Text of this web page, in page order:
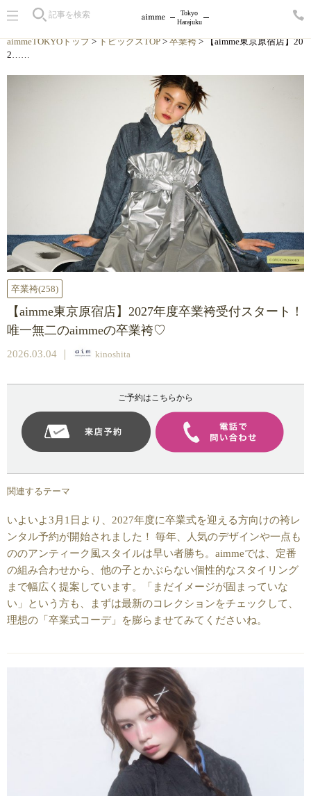
Tokyo
Harajuku
aimmeTOKYOトップ>トピックスTOP>卒業袴> 【aimme東京原宿店】20
2……
卒業袴(258)
【aimme東京原宿店】2027年度卒業袴受付スタート！
唯一無二のaimmeの卒業袴♡
2026.03.04 kinoshita
ご予約はこちらから
関連するテーマ
いよいよ3月1日より、2027年度に卒業式を迎える方向けの袴レ
ンタル予約が開始されました！ 毎年、人気のデザインや一点も
ののアンティーク風スタイルは早い者勝ち。aimmeでは、定番
の組み合わせから、他の子とかぶらない個性的なスタイリング
まで幅広く提案しています。「まだイメージが固まっていな
い」という方も、まずは最新のコレクションをチェックして、
理想の「卒業式コーデ」を膨らませてみてくださいね。